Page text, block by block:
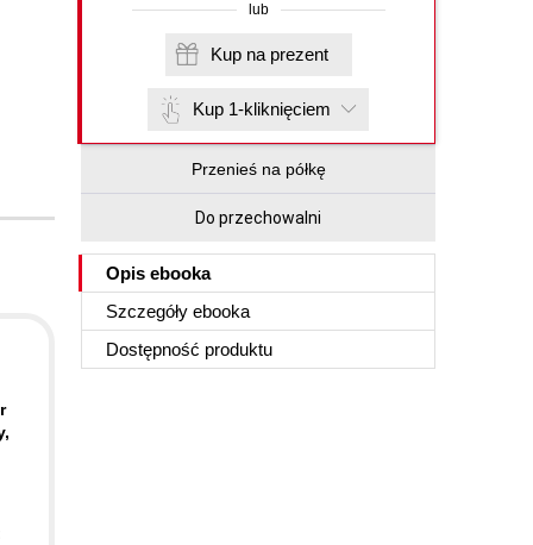
lub
Kup na prezent
Kup 1-kliknięciem
Przenieś na półkę
Do przechowalni
Opis ebooka
Szczegóły ebooka
Dostępność produktu